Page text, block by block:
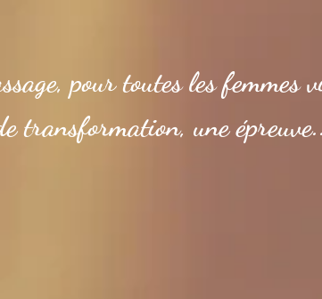
pour toutes les femmes
transformation, une